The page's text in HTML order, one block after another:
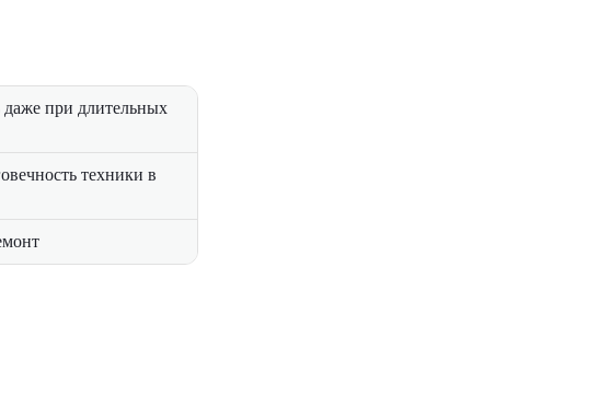
даже при длительных
техники в